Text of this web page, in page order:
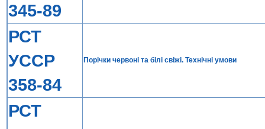
345-89
РСТ
УССР
358-84
Порiчки червонi та бiлi свiжi. Технiчнi умови
РСТ